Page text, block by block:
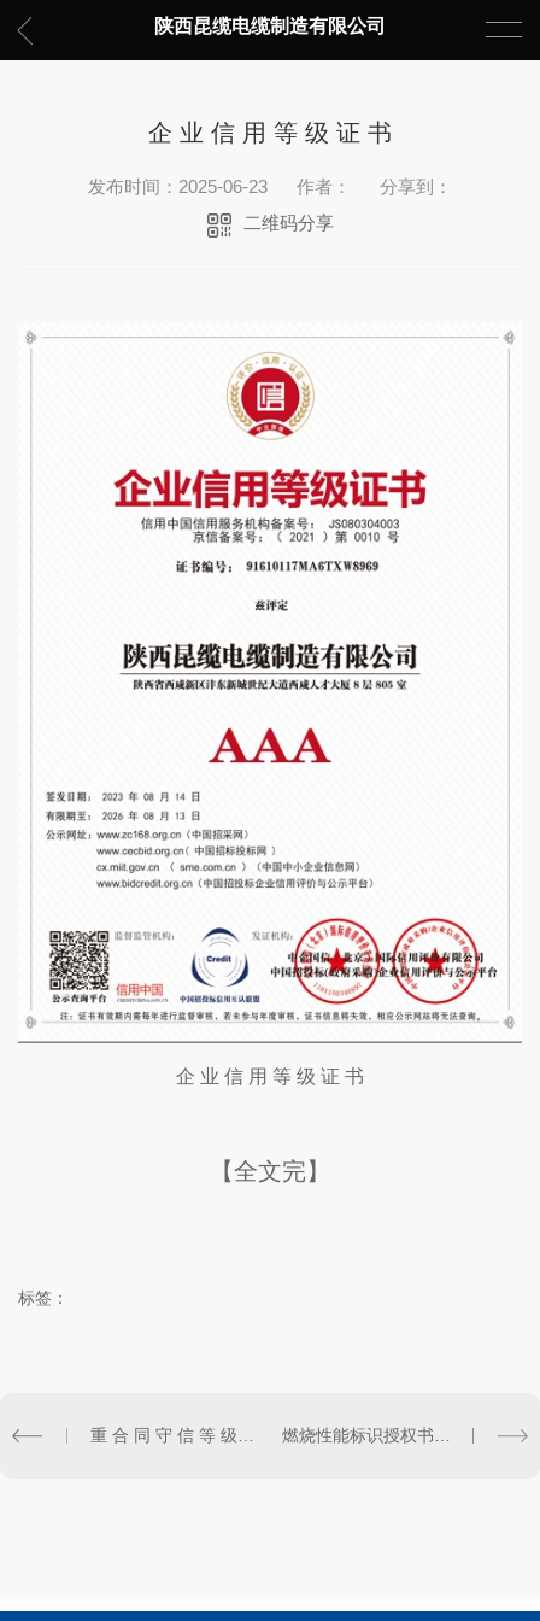
陕西昆缆电缆制造有限公司
企 业 信 用 等 级 证 书
发布时间：2025-06-23 作者：
分享到：
二维码分享
企 业 信 用 等 级 证 书
【全文完】
标签：